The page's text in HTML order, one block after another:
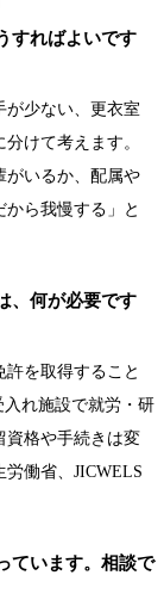
すればよいです
が少ない、更衣室
けて考えます。
がいるか、配属や
ら我慢する」と
、何が必要です
を取得すること
れ施設で就労・研
資格や手続きは変
働省、JICWELS
ています。相談で